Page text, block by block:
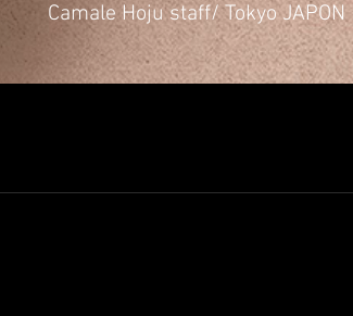
​Camale Hoju staff/ Tokyo JAPON